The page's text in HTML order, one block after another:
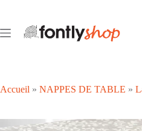
contenu
Accueil » NAPPES DE TABLE »